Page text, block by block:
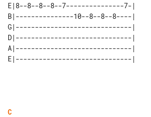
E|8--8--8--8--7---------------7-|
B|---------------10--8--8--8----|
G|------------------------------|
D|------------------------------|
A|------------------------------|
C